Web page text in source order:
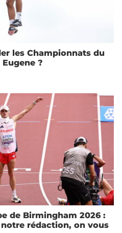
les Championnats du
?
de Birmingham 2026 :
rédaction, on vous